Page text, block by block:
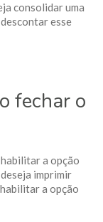
consolidar uma
esse
fechar o
a opção
imprimir
a opção